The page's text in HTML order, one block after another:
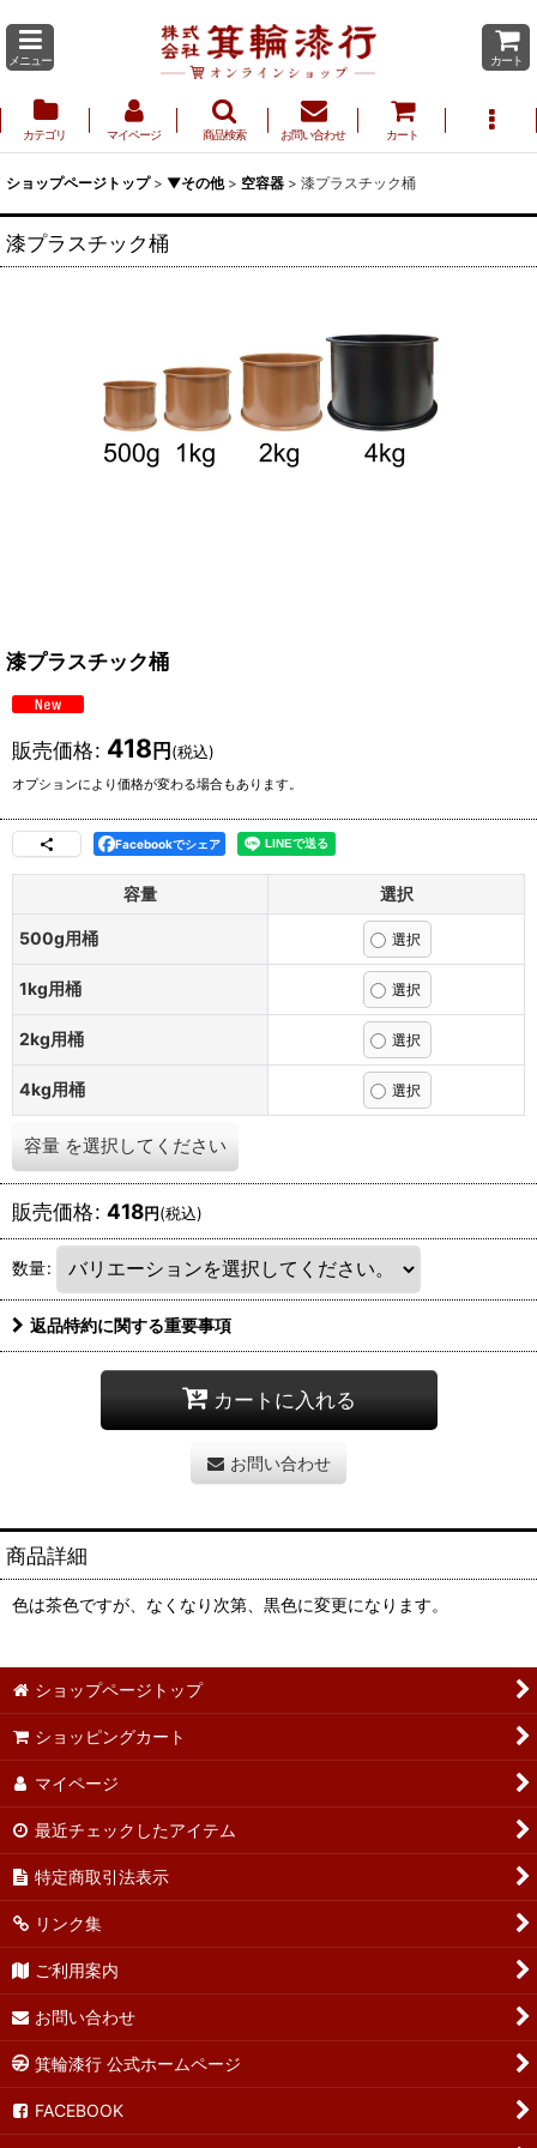
メニュー カート
カテゴリ マイページ 商品検索 お問い合わせ カート
ショップページトップ > ▼その他 > 空容器 > 漆プラスチック桶
漆プラスチック桶
漆プラスチック桶
販売価格: 418円(税込)
オプションにより価格が変わる場合もあります。
Facebookでシェア
容量 選択
500g用桶
1kg用桶
2kg用桶
4kg用桶
容量 を選択してください
販売価格: 418円(税込)
数量:
返品特約に関する重要事項
カートに入れる
お問い合わせ
商品詳細
色は茶色ですが、なくなり次第、黒色に変更になります。
ショップページトップ
ショッピングカート
マイページ
最近チェックしたアイテム
特定商取引法表示
リンク集
ご利用案内
お問い合わせ
箕輪漆行 公式ホームページ
FACEBOOK